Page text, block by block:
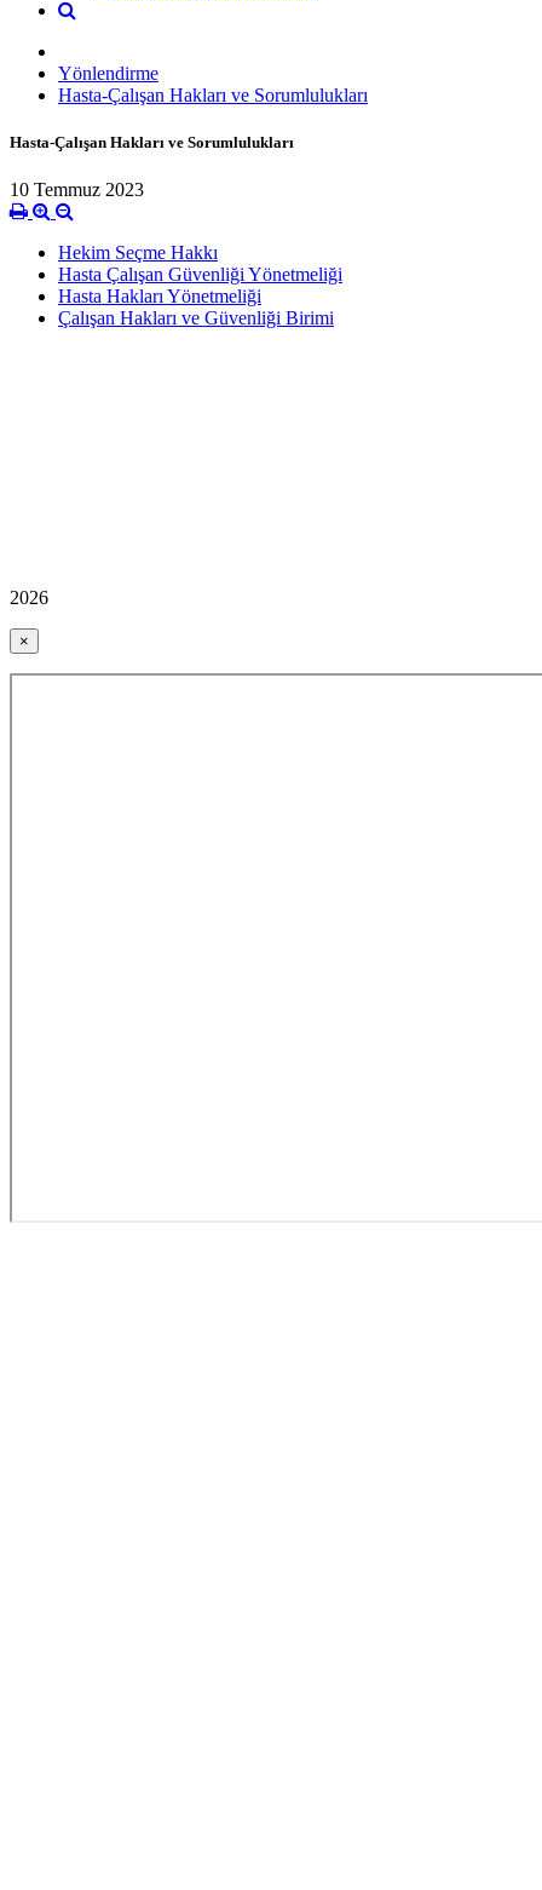
Yönlendirme
Hasta-Çalışan Hakları ve Sorumlulukları
Hasta-Çalışan Hakları ve Sorumlulukları
10 Temmuz 2023
Hekim Seçme Hakkı
Hasta Çalışan Güvenliği Yönetmeliği
Hasta Hakları Yönetmeliği
Çalışan Hakları ve Güvenliği Birimi
2026
×